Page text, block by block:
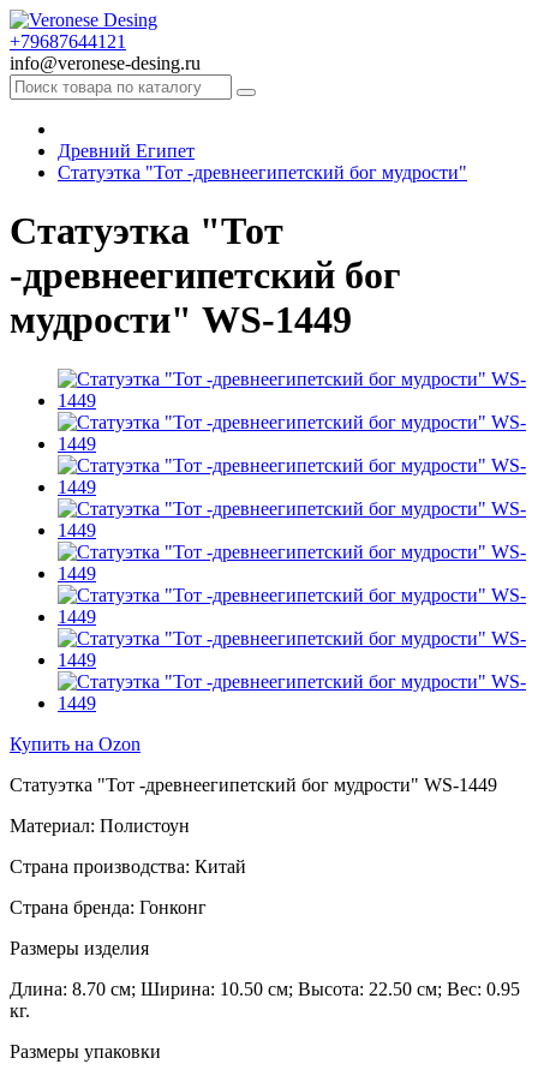
+79687644121
info@veronese-desing.ru
Древний Египет
Статуэтка "Тот -древнеегипетский бог мудрости"
Статуэтка "Тот
-древнеегипетский бог
мудрости" WS-1449
Купить на Ozon
Статуэтка "Тот -древнеегипетский бог мудрости" WS-1449
Материал: Полистоун
Страна производства: Китай
Страна бренда: Гонконг
Размеры изделия
Длина: 8.70 см; Ширина: 10.50 см; Высота: 22.50 см; Вес: 0.95
кг.
Размеры упаковки